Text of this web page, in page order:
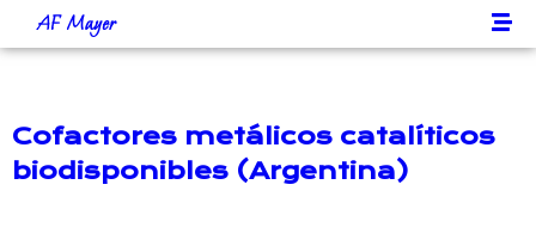
AF Mayer
Cofactores metálicos catalíticos
biodisponibles (Argentina)